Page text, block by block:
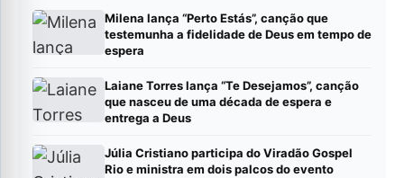
Milena lança “Perto Estás”, canção que
testemunha a fidelidade de Deus em tempo de
espera
Laiane Torres lança “Te Desejamos”, canção
que nasceu de uma década de espera e
entrega a Deus
Júlia Cristiano participa do Viradão Gospel
Rio e ministra em dois palcos do evento